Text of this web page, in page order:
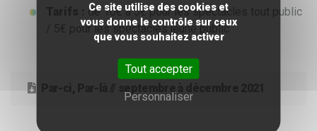
de 10€ à 5€ pour les spectacles tout public
/ 5€ pour les spectacles jeune public
Ce site utilise des cookies et
vous donne le contrôle sur ceux
que vous souhaitez activer
Tout accepter
Personnaliser